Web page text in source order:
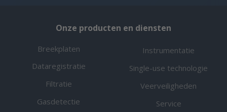
Onze producten en diensten
Breekplaten
Dataregistratie
Filtratie
Gasdetectie
Instrumentatie
Single-use technologie
Veerveiligheden
Service